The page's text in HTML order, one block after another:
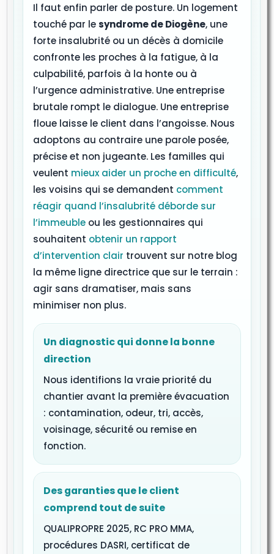
Il faut enfin parler de posture. Un logement
touché par lesyndrome de Diogène, une
forte insalubrité ou un décès à domicile
confronte les proches à la fatigue, à la
culpabilité, parfois à la honte ou à
l’urgence administrative. Une entreprise
brutale rompt le dialogue. Une entreprise
floue laisse le client dans l’angoisse. Nous
adoptons au contraire une parole posée,
précise et non jugeante. Les familles qui
veulent mieux aider un proche en difficulté,
les voisins qui se demandent comment
réagir quand l’insalubrité déborde sur
l’immeuble ou les gestionnaires qui
souhaitent obtenir un rapport
d’intervention clair trouvent sur notre blog
la même ligne directrice que sur le terrain :
agir sans dramatiser, mais sans
minimiser non plus.
Un diagnostic qui donne la bonne
direction
Nous identifions la vraie priorité du
chantier avant la première évacuation
: contamination, odeur, tri, accès,
voisinage, sécurité ou remise en
fonction.
Des garanties que le client
comprend tout de suite
QUALIPROPRE 2025, RC PRO MMA,
procédures DASRI, certificat de